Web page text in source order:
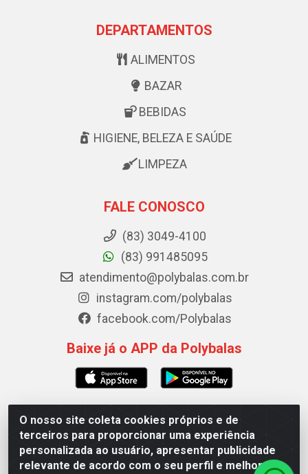
O nosso site coleta cookies próprios e de
terceiros para proporcionar uma experiência
personalizada ao usuário, apresentar publicidade
relevante de acordo com o seu perfil e melhorar a
DEPARTAMENTOS
ALIMENTOS
BAZAR
BEBIDAS
HIGIENE, BELEZA E SAÚDE
LIMPEZA
FALE CONOSCO
(83) 3049-4100
(83) 991485095
atendimento@polybalas.com.br
instagram.com/polybalas
facebook.com/Polybalas
Baixe já o APP da Polybalas
Polybalas - Rua João Miguel de Souza, 173 Galpão B -
Ernesto Geisel, João Pessoa/PB - CEP 58.075-075 - CNPJ
00.909.327/0002-61